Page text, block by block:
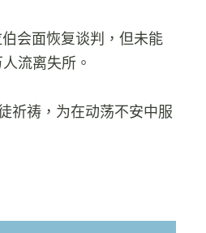
会面恢复谈判，但未能
流离失所。
祈祷，为在动荡不安中服